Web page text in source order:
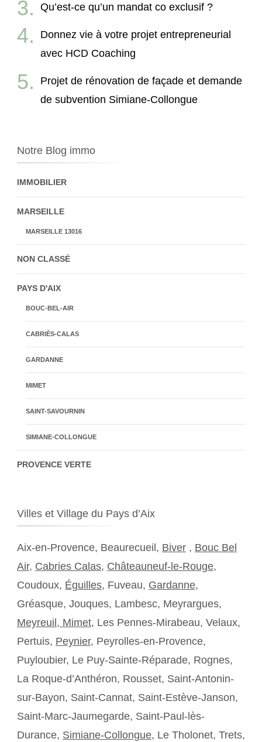
Qu’est-ce qu’un mandat co exclusif ?
Donnez vie à votre projet entrepreneurial
avec HCD Coaching
Projet de rénovation de façade et demande
de subvention Simiane-Collongue
Notre Blog immo
IMMOBILIER
MARSEILLE
MARSEILLE 13016
NON CLASSÉ
PAYS D'AIX
BOUC-BEL-AIR
CABRIÈS-CALAS
GARDANNE
MIMET
SAINT-SAVOURNIN
SIMIANE-COLLONGUE
PROVENCE VERTE
Villes et Village du Pays d’Aix
Aix-en-Provence, Beaurecueil, Biver , Bouc Bel
Air, Cabries Calas, Châteauneuf-le-Rouge,
Coudoux, Éguilles, Fuveau, Gardanne,
Gréasque, Jouques, Lambesc, Meyrargues,
Meyreuil, Mimet, Les Pennes-Mirabeau, Velaux,
Pertuis, Peynier, Peyrolles-en-Provence,
Puyloubier, Le Puy-Sainte-Réparade, Rognes,
La Roque-d’Anthéron, Rousset, Saint-Antonin-
sur-Bayon, Saint-Cannat, Saint-Estève-Janson,
Saint-Marc-Jaumegarde, Saint-Paul-lès-
Durance, Simiane-Collongue, Le Tholonet, Trets,